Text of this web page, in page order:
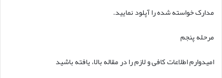
مدارک خواسته شده را آپلود نمایید.
مرحله پنجم
امیدوارم اطلاعات کافی و لازم را در مقاله بالا، یافته باشید